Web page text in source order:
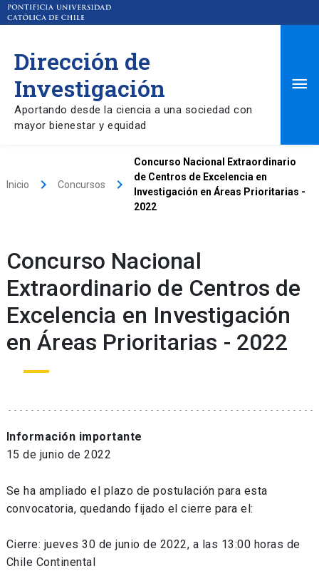
Dirección de
Investigación
Aportando desde la ciencia a una sociedad con
mayor bienestar y equidad
Inicio keyboard_arrow_right Concursos keyboard_arrow_right
Concurso Nacional Extraordinario
de Centros de Excelencia en
Investigación en Áreas Prioritarias -
2022
Concurso Nacional
Extraordinario de Centros de
Excelencia en Investigación
en Áreas Prioritarias - 2022
Información importante
15 de junio de 2022
Se ha ampliado el plazo de postulación para esta
convocatoria, quedando fijado el cierre para el:
Cierre: jueves 30 de junio de 2022, a las 13:00 horas de
Chile Continental